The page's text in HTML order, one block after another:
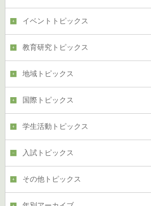
イベントトピックス
教育研究トピックス
地域トピックス
国際トピックス
学生活動トピックス
入試トピックス
その他トピックス